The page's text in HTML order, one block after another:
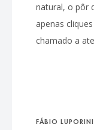
natural, o pôr
apenas
chamado a
FÁBIO LUPORINI